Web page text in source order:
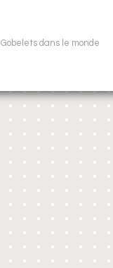
Gobelets dans le monde